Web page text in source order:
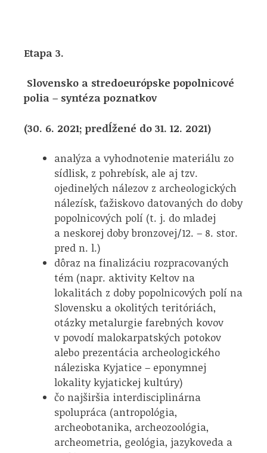
Etapa 3.
Slovensko a stredoeurópske popolnicové
polia – syntéza poznatkov
(30. 6. 2021; predĺžené do 31. 12. 2021)
analýza a vyhodnotenie materiálu zo
sídlisk, z pohrebísk, ale aj tzv.
ojedinelých nálezov z archeologických
nálezísk, ťažiskovo datovaných do doby
popolnicových polí (t. j. do mladej
a neskorej doby bronzovej/12. – 8. stor.
pred n. l.)
dôraz na finalizáciu rozpracovaných
tém (napr. aktivity Keltov na
lokalitách z doby popolnicových polí na
Slovensku a okolitých teritóriách,
otázky metalurgie farebných kovov
v povodí malokarpatských potokov
alebo prezentácia archeologického
náleziska Kyjatice – eponymnej
lokality kyjatickej kultúry)
čo najširšia interdisciplinárna
spolupráca (antropológia,
archeobotanika, archeozoológia,
archeometria, geológia, jazykoveda a